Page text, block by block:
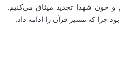
و خون شهدا تجدید میثاق می‌کنیم.
چرا که مسیر قرآن را ادامه داد.